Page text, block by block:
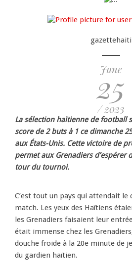
gazettehaiti
June
25
/ 2023
La sélection haïtienne de football
score de 2 buts à 1 ce dimanche
aux États-Unis. Cette victoire de
permet aux Grenadiers d’espérer
tour du tournoi.
C’est tout un pays qui attendait le
match. Les yeux des Haïtiens
les Grenadiers faisaient leur
était immense chez les
douche froide à la 20e minute de
du gardien haïtien.